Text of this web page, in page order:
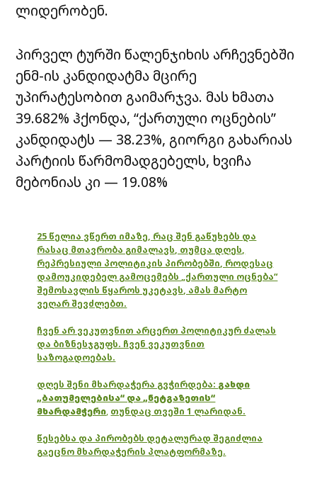
ლიდერობენ.
პირველ ტურში წალენჯიხის არჩევნებში
ენმ-ის კანდიდატმა მცირე
უპირატესობით გაიმარჯვა. მას ხმათა
39.682% ჰქონდა, “ქართული ოცნების”
კანდიდატს — 38.23%, გიორგი გახარიას
პარტიის წარმომადგებელს, ხვიჩა
მებონიას კი — 19.08%
25 წელია ვწერთ იმაზე, რაც შენ გაწუხებს და
რასაც მთავრობა გიმალავს, თუმცა დღეს,
რეპრესიული პოლიტიკის პირობებში, როდესაც
დამოუკიდებელ გამოცემებს „ქართული ოცნება“
შემოსავლის წყაროს უკეტავს, ამას მარტო
ვეღარ შევძლებთ.
ჩვენ არ ვეკუთვნით არცერთ პოლიტიკურ ძალას
და ბიზნესჯგუფს. ჩვენ ვეკუთვნით
საზოგადოებას.
დღეს შენი მხარდაჭერა გვჭირდება: გახდი
„ბათუმელებისა“ და „ნეტგაზეთის“
მხარდამჭერი, თუნდაც თვეში 1 ლარიდან.
წესებსა და პირობებს დეტალურად შეგიძლია
გაეცნო მხარდაჭერის პლატფორმაზე.